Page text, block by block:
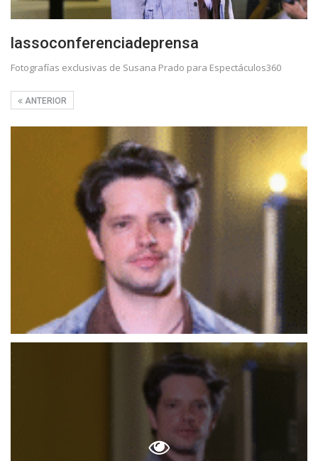
lassoconferenciadeprensa
Fotografías exclusivas de Susana Prado para Espectáculos360
ANTERIOR